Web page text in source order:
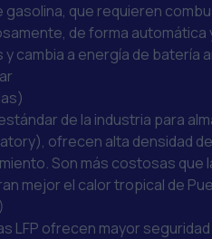
que requieren
de forma automática
cambia a energía de batería
de la industria para
, ofrecen alta densidad
Son más costosas
mejor el calor tropical de
LFP ofrecen mayor